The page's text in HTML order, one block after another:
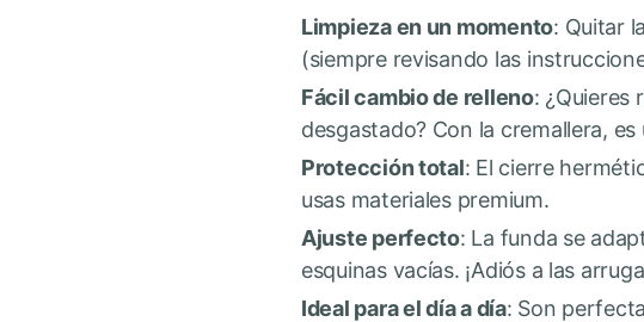
Limpieza en un momento: Quitar
(siempre revisando las
Fácil cambio de relleno: ¿Quieres
desgastado? Con la cremallera,
Protección total: El cierre
usas materiales premium.
Ajuste perfecto: La funda se
esquinas vacías. ¡Adiós a las
Ideal para el día a día: Son